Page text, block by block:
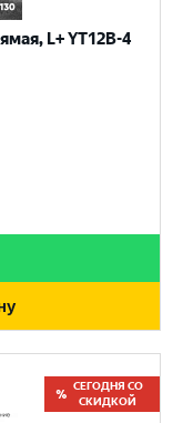
L+ YT12B-4
СЕГОДНЯ СО
СКИДКОЙ